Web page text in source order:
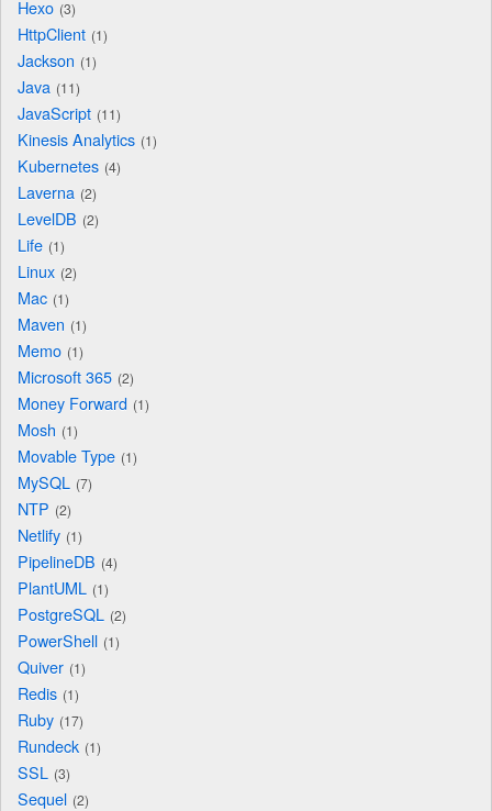
Hexo 3
HttpClient 1
Jackson 1
Java 11
JavaScript 11
Kinesis Analytics 1
Kubernetes 4
Laverna 2
LevelDB 2
Life 1
Linux 2
Mac 1
Maven 1
Memo 1
Microsoft 365 2
Money Forward 1
Mosh 1
Movable Type 1
MySQL 7
NTP 2
Netlify 1
PipelineDB 4
PlantUML 1
PostgreSQL 2
PowerShell 1
Quiver 1
Redis 1
Ruby 17
Rundeck 1
SSL 3
Sequel 2